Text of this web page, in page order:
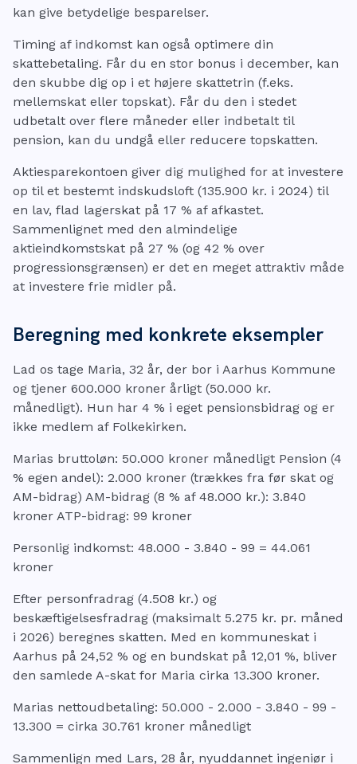
kan give betydelige besparelser.
Timing af indkomst kan også optimere din
skattebetaling. Får du en stor bonus i december, kan
den skubbe dig op i et højere skattetrin (f.eks.
mellemskat eller topskat). Får du den i stedet
udbetalt over flere måneder eller indbetalt til
pension, kan du undgå eller reducere topskatten.
Aktiesparekontoen giver dig mulighed for at investere
op til et bestemt indskudsloft (135.900 kr. i 2024) til
en lav, flad lagerskat på 17 % af afkastet.
Sammenlignet med den almindelige
aktieindkomstskat på 27 % (og 42 % over
progressionsgrænsen) er det en meget attraktiv måde
at investere frie midler på.
Beregning med konkrete eksempler
Lad os tage Maria, 32 år, der bor i Aarhus Kommune
og tjener 600.000 kroner årligt (50.000 kr.
månedligt). Hun har 4 % i eget pensionsbidrag og er
ikke medlem af Folkekirken.
Marias bruttoløn: 50.000 kroner månedligt Pension (4
% egen andel): 2.000 kroner (trækkes fra før skat og
AM-bidrag) AM-bidrag (8 % af 48.000 kr.): 3.840
kroner ATP-bidrag: 99 kroner
Personlig indkomst: 48.000 - 3.840 - 99 = 44.061
kroner
Efter personfradrag (4.508 kr.) og
beskæftigelsesfradrag (maksimalt 5.275 kr. pr. måned
i 2026) beregnes skatten. Med en kommuneskat i
Aarhus på 24,52 % og en bundskat på 12,01 %, bliver
den samlede A-skat for Maria cirka 13.300 kroner.
Marias nettoudbetaling: 50.000 - 2.000 - 3.840 - 99 -
13.300 = cirka 30.761 kroner månedligt
Sammenlign med Lars, 28 år, nyuddannet ingeniør i